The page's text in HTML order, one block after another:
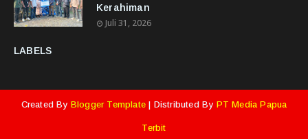
Kerahiman
Juli 31, 2026
LABELS
Created By Blogger Template| Distributed By PT Media Papua
Terbit